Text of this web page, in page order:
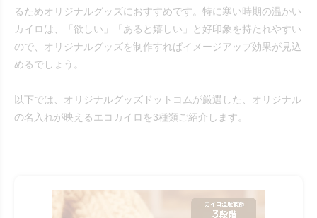
るためオリジナルグッズにおすすめです。特に寒い時期の温かい
カイロは、「欲しい」「あると嬉しい」と好印象を持たれやすい
ので、オリジナルグッズを制作すればイメージアップ効果が見込
めるでしょう。
以下では、オリジナルグッズドットコムが厳選した、オリジナル
の名入れが映えるエコカイロを3種類ご紹介します。